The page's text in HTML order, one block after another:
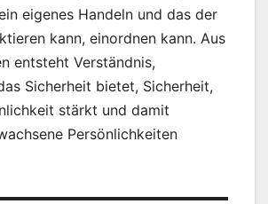
eigenes Handeln und das der
kann, einordnen kann. Aus
entsteht Verständnis,
Sicherheit bietet, Sicherheit,
stärkt und damit
Persönlichkeiten